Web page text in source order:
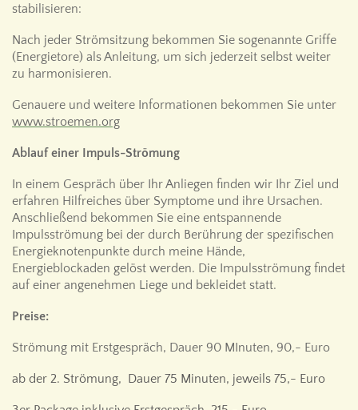
stabilisieren:
Nach jeder Strömsitzung bekommen Sie sogenannte Griffe
(Energietore) als Anleitung, um sich jederzeit selbst weiter
zu harmonisieren.
Genauere und weitere Informationen bekommen Sie unter
www.stroemen.org
Ablauf einer Impuls-Strömung
In einem Gespräch über Ihr Anliegen finden wir Ihr Ziel und
erfahren Hilfreiches über Symptome und ihre Ursachen.
Anschließend bekommen Sie eine entspannende
Impulsströmung bei der durch Berührung der spezifischen
Energieknotenpunkte durch meine Hände,
Energieblockaden gelöst werden. Die Impulsströmung findet
auf einer angenehmen Liege und bekleidet statt.
Preise:
Strömung mit Erstgespräch, Dauer 90 MInuten, 90,- Euro
ab der 2. Strömung, Dauer 75 Minuten, jeweils 75,- Euro